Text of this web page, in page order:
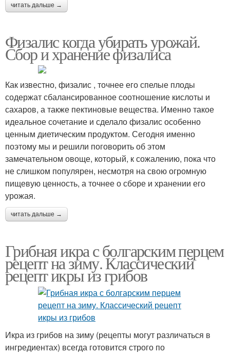
читать дальше →
Физалис когда убирать урожай.
Сбор и хранение физалиса
Как известно, физалис , точнее его спелые плоды
содержат сбалансированное соотношение кислоты и
сахаров, а также пектиновые вещества. Именно такое
идеальное сочетание и сделало физалис особенно
ценным диетическим продуктом. Сегодня именно
поэтому мы и решили поговорить об этом
замечательном овоще, который, к сожалению, пока что
не слишком популярен, несмотря на свою огромную
пищевую ценность, а точнее о сборе и хранении его
урожая.
читать дальше →
Грибная икра с болгарским перцем
рецепт на зиму. Классический
рецепт икры из грибов
Икра из грибов на зиму (рецепты могут различаться в
ингредиентах) всегда готовится строго по